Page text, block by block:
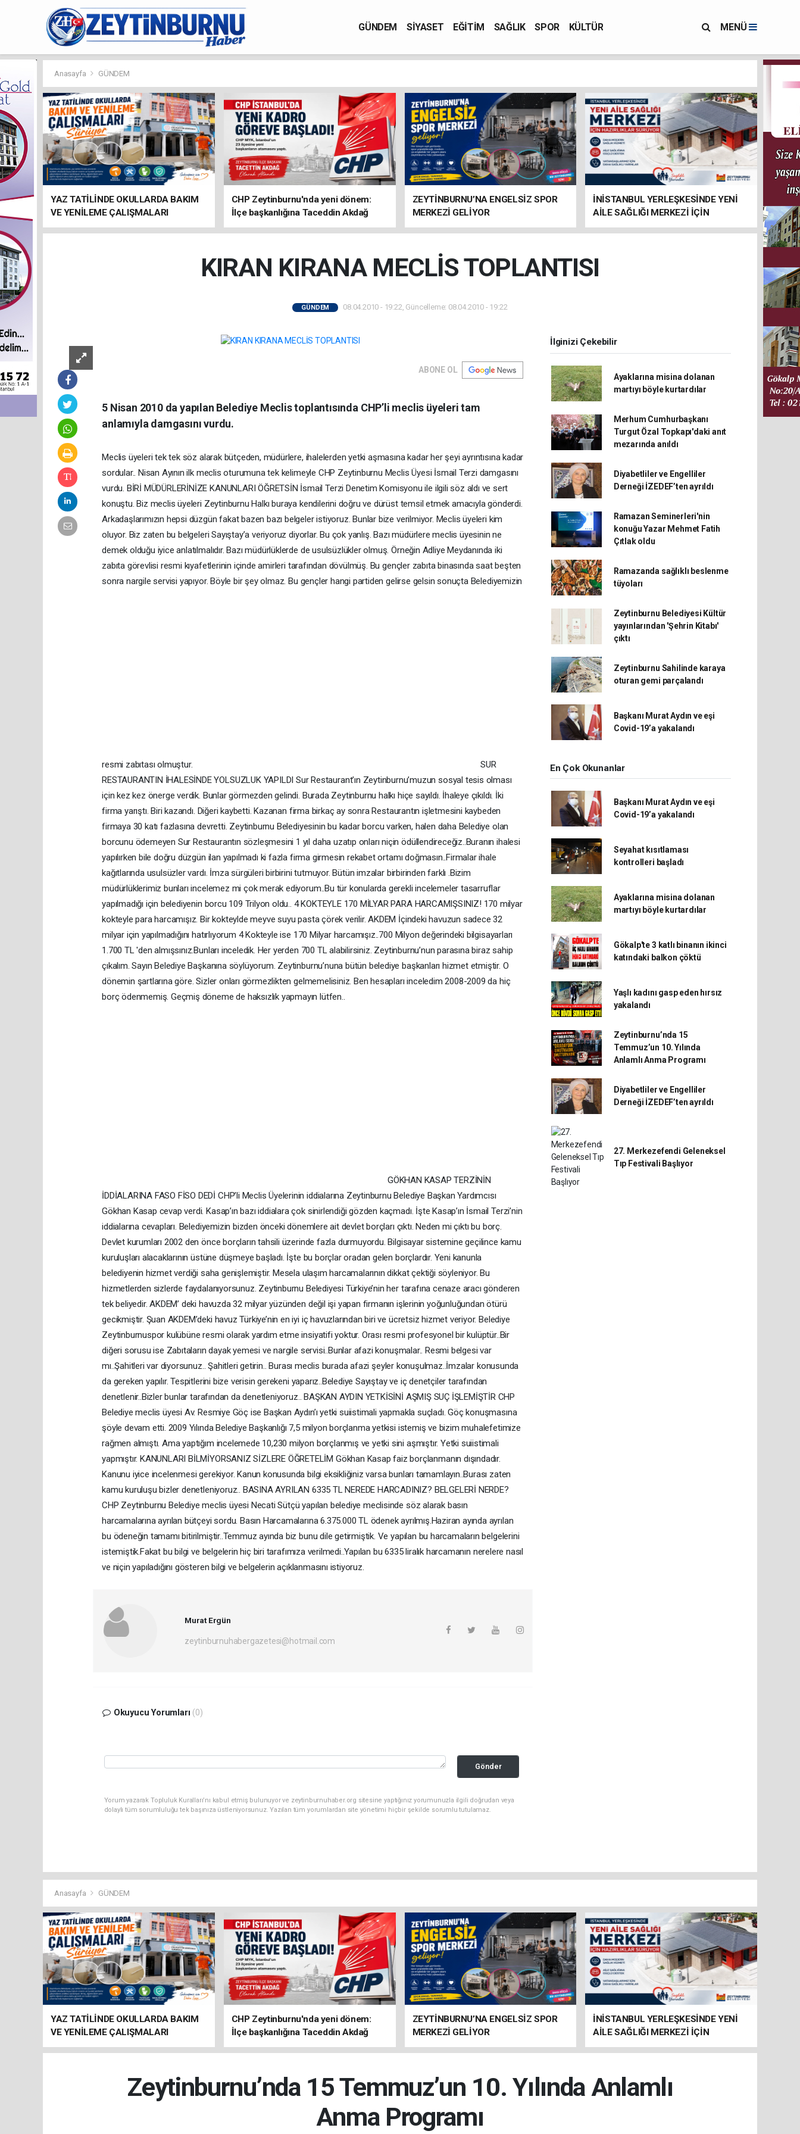
GÜNDEM SİYASET EĞİTİM SAĞLIK SPOR KÜLTÜR MENÜ
Anasayfa GÜNDEM
YAZ TATİLİNDE OKULLARDA BAKIM
VE YENİLEME ÇALIŞMALARI
SÜRÜYOR
CHP Zeytinburnu'nda yeni dönem:
İlçe başkanlığına Taceddin Akdağ
atandı
ZEYTİNBURNU’NA ENGELSİZ SPOR
MERKEZİ GELİYOR
İNİSTANBUL YERLEŞKESİNDE YENİ
AİLE SAĞLIĞI MERKEZİ İÇİN
HAZIRLIKLAR SÜRÜYOR
KIRAN KIRANA MECLİS TOPLANTISI
GÜNDEM 08.04.2010 - 19:22, Güncelleme: 08.04.2010 - 19:22
ABONE OL
5 Nisan 2010 da yapılan Belediye Meclis toplantısında CHP’li meclis üyeleri tam
anlamıyla damgasını vurdu.
Meclis üyeleri tek tek söz alarak bütçeden, müdürlere, ihalelerden yetki aşmasına kadar her şeyi ayrıntısına kadar
sordular.. Nisan Ayının ilk meclis oturumuna tek kelimeyle CHP Zeytinburnu Meclis Üyesi İsmail Terzi damgasını
vurdu. BİRİ MÜDÜRLERİNİZE KANUNLARI ÖĞRETSİN İsmail Terzi Denetim Komisyonu ile ilgili söz aldı ve sert
konuştu. Biz meclis üyeleri Zeytinburnu Halkı buraya kendilerini doğru ve dürüst temsil etmek amacıyla gönderdi.
Arkadaşlarımızın hepsi düzgün fakat bazen bazı belgeler istiyoruz. Bunlar bize verilmiyor. Meclis üyeleri kim
oluyor. Biz zaten bu belgeleri Sayıştay’a veriyoruz diyorlar. Bu çok yanlış. Bazı müdürlere meclis üyesinin ne
demek olduğu iyice anlatılmalıdır. Bazı müdürlüklerde de usulsüzlükler olmuş. Örneğin Adliye Meydanında iki
zabıta görevlisi resmi kıyafetlerinin içinde amirleri tarafından dövülmüş. Bu gençler zabıta binasında saat beşten
sonra nargile servisi yapıyor. Böyle bir şey olmaz. Bu gençler hangi partiden gelirse gelsin sonuçta Belediyemizin
resmi zabıtası olmuştur.
SUR
RESTAURANTIN İHALESİNDE YOLSUZLUK YAPILDI Sur Restaurant’ın Zeytinburnu’muzun sosyal tesis olması
için kez kez önerge verdik. Bunlar görmezden gelindi. Burada Zeytinburnu halkı hiçe sayıldı. İhaleye çıkıldı. İki
firma yarıştı. Biri kazandı. Diğeri kaybetti. Kazanan firma birkaç ay sonra Restaurantın işletmesini kaybeden
firmaya 30 katı fazlasına devretti. Zeytinburnu Belediyesinin bu kadar borcu varken, halen daha Belediye olan
borcunu ödemeyen Sur Restaurantın sözleşmesini 1 yıl daha uzatıp onları niçin ödüllendireceğiz..Buranın ihalesi
yapılırken bile doğru düzgün ilan yapılmadı ki fazla firma girmesin rekabet ortamı doğmasın..Firmalar ihale
kağıtlarında usulsüzler vardı. İmza sürgüleri birbirini tutmuyor. Bütün imzalar birbirinden farklı .Bizim
müdürlüklerimiz bunları incelemez mi çok merak ediyorum..Bu tür konularda gerekli incelemeler tasarruflar
yapılmadığı için belediyenin borcu 109 Trilyon oldu.. 4 KOKTEYLE 170 MİLYAR PARA HARCAMIŞSINIZ! 170 milyar
kokteyle para harcamışız. Bir kokteylde meyve suyu pasta çörek verilir. AKDEM İçindeki havuzun sadece 32
milyar için yapılmadığını hatırlıyorum 4 Kokteyle ise 170 Milyar harcamışız..700 Milyon değerindeki bilgisayarları
1.700 TL 'den almışsınız.Bunları inceledik. Her yerden 700 TL alabilirsiniz. Zeytinburnu’nun parasına biraz sahip
çıkalım. Sayın Belediye Başkanına söylüyorum. Zeytinburnu’nuna bütün belediye başkanları hizmet etmiştir. O
dönemin şartlarına göre. Sizler onları görmezlikten gelmemelisiniz. Ben hesapları inceledim 2008-2009 da hiç
borç ödenmemiş. Geçmiş döneme de haksızlık yapmayın lütfen..
GÖKHAN KASAP TERZİNİN
İDDİALARINA FASO FİSO DEDİ CHP’li Meclis Üyelerinin iddialarına Zeytinburnu Belediye Başkan Yardımcısı
Gökhan Kasap cevap verdi. Kasap’ın bazı iddialara çok sinirlendiği gözden kaçmadı. İşte Kasap’ın İsmail Terzi’nin
iddialarına cevapları. Belediyemizin bizden önceki dönemlere ait devlet borçları çıktı. Neden mi çıktı bu borç.
Devlet kurumları 2002 den önce borçların tahsili üzerinde fazla durmuyordu. Bilgisayar sistemine geçilince kamu
kuruluşları alacaklarının üstüne düşmeye başladı. İşte bu borçlar oradan gelen borçlardır. Yeni kanunla
belediyenin hizmet verdiği saha genişlemiştir. Mesela ulaşım harcamalarının dikkat çektiği söyleniyor. Bu
hizmetlerden sizlerde faydalanıyorsunuz. Zeytinburnu Belediyesi Türkiye’nin her tarafına cenaze aracı gönderen
tek beliyedir. AKDEM’ deki havuzda 32 milyar yüzünden değil işi yapan firmanın işlerinin yoğunluğundan ötürü
gecikmiştir. Şuan AKDEM’deki havuz Türkiye’nin en iyi iç havuzlarından biri ve ücretsiz hizmet veriyor. Belediye
Zeytinburnuspor kulübüne resmi olarak yardım etme insiyatifi yoktur. Orası resmi profesyonel bir kulüptür..Bir
diğeri sorusu ise Zabıtaların dayak yemesi ve nargile servisi..Bunlar afazi konuşmalar.. Resmi belgesi var
mı..Şahitleri var diyorsunuz.. Şahitleri getirin.. Burası meclis burada afazi şeyler konuşulmaz..İmzalar konusunda
da gereken yapılır. Tespitlerini bize verisin gerekeni yaparız..Belediye Sayıştay ve iç denetçiler tarafından
denetlenir..Bizler bunlar tarafından da denetleniyoruz.. BAŞKAN AYDIN YETKİSİNİ AŞMIŞ SUÇ İŞLEMİŞTİR CHP
Belediye meclis üyesi Av. Resmiye Göç ise Başkan Aydın’ı yetki suiistimali yapmakla suçladı. Göç konuşmasına
şöyle devam etti. 2009 Yılında Belediye Başkanlığı 7,5 milyon borçlanma yetkisi istemiş ve bizim muhalefetimize
rağmen almıştı. Ama yaptığım incelemede 10,230 milyon borçlanmış ve yetki sini aşmıştır. Yetki suiistimali
yapmıştır. KANUNLARI BİLMİYORSANIZ SİZLERE ÖĞRETELİM Gökhan Kasap faiz borçlanmanın dışındadır.
Kanunu iyice incelenmesi gerekiyor. Kanun konusunda bilgi eksikliğiniz varsa bunları tamamlayın..Burası zaten
kamu kuruluşu bizler denetleniyoruz.. BASINA AYRILAN 6335 TL NEREDE HARCADINIZ? BELGELERİ NERDE?
CHP Zeytinburnu Belediye meclis üyesi Necati Sütçü yapılan belediye meclisinde söz alarak basın
harcamalarına ayrılan bütçeyi sordu. Basın Harcamalarına 6.375.000 TL ödenek ayrılmış.Haziran ayında ayrılan
bu ödeneğin tamamı bitirilmiştir..Temmuz ayında biz bunu dile getirmiştik. Ve yapılan bu harcamaların belgelerini
istemiştik.Fakat bu bilgi ve belgelerin hiç biri tarafımıza verilmedi..Yapılan bu 6335 liralık harcamanın nerelere nasıl
ve niçin yapıladığını gösteren bilgi ve belgelerin açıklanmasını istiyoruz.
Murat Ergün
zeytinburnuhabergazetesi@hotmail.com
Okuyucu Yorumları (0)
Gönder
Yorum yazarak Topluluk Kuralları’nı kabul etmiş bulunuyor ve zeytinburnuhaber.org sitesine yaptığınız yorumunuzla ilgili doğrudan veya
dolaylı tüm sorumluluğu tek başınıza üstleniyorsunuz. Yazılan tüm yorumlardan site yönetimi hiçbir şekilde sorumlu tutulamaz.
İlginizi Çekebilir
Ayaklarına misina dolanan
martıyı böyle kurtardılar
Merhum Cumhurbaşkanı
Turgut Özal Topkapı'daki anıt
mezarında anıldı
Diyabetliler ve Engelliler
Derneği İZEDEF’ten ayrıldı
Ramazan Seminerleri'nin
konuğu Yazar Mehmet Fatih
Çıtlak oldu
Ramazanda sağlıklı beslenme
tüyoları
Zeytinburnu Belediyesi Kültür
yayınlarından 'Şehrin Kitabı'
çıktı
Zeytinburnu Sahilinde karaya
oturan gemi parçalandı
Başkanı Murat Aydın ve eşi
Covid-19’a yakalandı
En Çok Okunanlar
Başkanı Murat Aydın ve eşi
Covid-19’a yakalandı
Seyahat kısıtlaması
kontrolleri başladı
Ayaklarına misina dolanan
martıyı böyle kurtardılar
Gökalp'te 3 katlı binanın ikinci
katındaki balkon çöktü
Yaşlı kadını gasp eden hırsız
yakalandı
Zeytinburnu’nda 15
Temmuz’un 10. Yılında
Anlamlı Anma Programı
Diyabetliler ve Engelliler
Derneği İZEDEF’ten ayrıldı
27. Merkezefendi Geleneksel
Tıp Festivali Başlıyor
Anasayfa GÜNDEM
YAZ TATİLİNDE OKULLARDA BAKIM
VE YENİLEME ÇALIŞMALARI
SÜRÜYOR
CHP Zeytinburnu'nda yeni dönem:
İlçe başkanlığına Taceddin Akdağ
atandı
ZEYTİNBURNU’NA ENGELSİZ SPOR
MERKEZİ GELİYOR
İNİSTANBUL YERLEŞKESİNDE YENİ
AİLE SAĞLIĞI MERKEZİ İÇİN
HAZIRLIKLAR SÜRÜYOR
Zeytinburnu’nda 15 Temmuz’un 10. Yılında Anlamlı
Anma Programı